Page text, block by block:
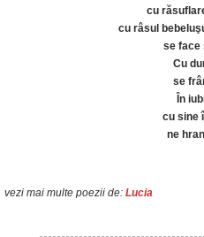
cu
cu râsul
se face
Cu
se
În
cu sine
ne
vezi mai multe poezii de: Lucia